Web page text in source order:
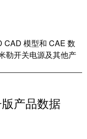
CAD 模型和 CAE 数
勒开关电源及其他产
产品数据